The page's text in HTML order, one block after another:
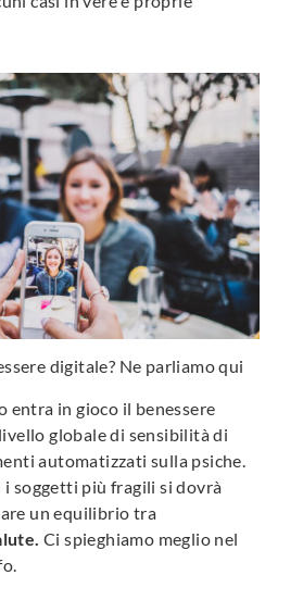
digitale? Ne parliamo qui
entra in gioco il benessere
globale di sensibilità di
automatizzati sulla psiche.
i soggetti più fragili si dovrà
un equilibrio tra
Ci spieghiamo meglio nel